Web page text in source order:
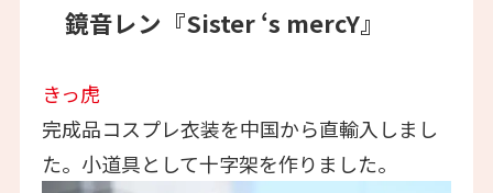
鏡音レン『Sister ‘s mercY』
きっ虎
完成品コスプレ衣装を中国から直輸入しまし
た。小道具として十字架を作りました。